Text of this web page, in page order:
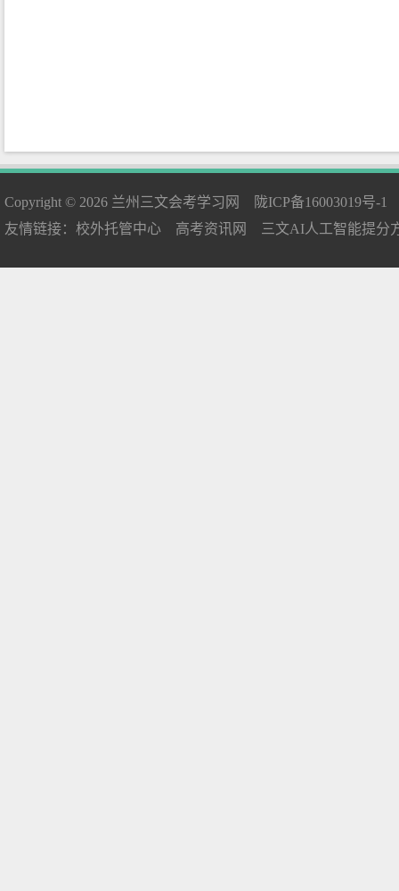
Copyright © 2026 兰州三文会考学习网
陇ICP备16003019号-1
友情链接： 校外托管中心 高考资讯网 三文AI人工智能提分